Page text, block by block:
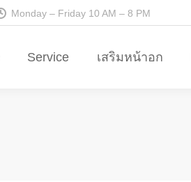
Monday – Friday 10 AM – 8 PM
Service เสริมหน้าอก